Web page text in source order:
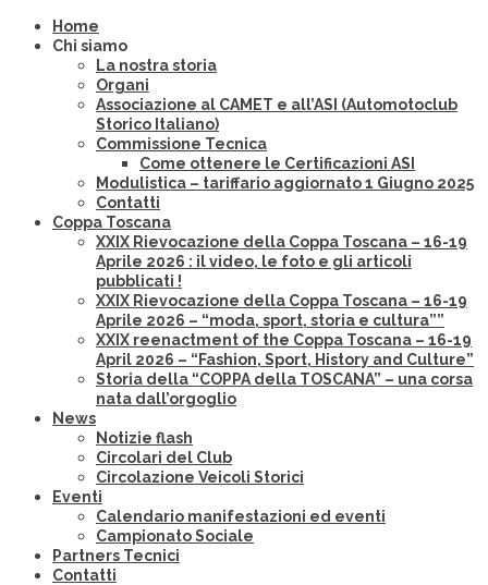
Home
Chi siamo
La nostra storia
Organi
Associazione al CAMET e all’ASI (Automotoclub
Storico Italiano)
Commissione Tecnica
Come ottenere le Certificazioni ASI
Modulistica – tariffario aggiornato 1 Giugno 2025
Contatti
Coppa Toscana
XXIX Rievocazione della Coppa Toscana – 16-19
Aprile 2026 : il video, le foto e gli articoli
pubblicati !
XXIX Rievocazione della Coppa Toscana – 16-19
Aprile 2026 – “moda, sport, storia e cultura””
XXIX reenactment of the Coppa Toscana – 16-19
April 2026 – “Fashion, Sport, History and Culture”
Storia della “COPPA della TOSCANA” – una corsa
nata dall’orgoglio
News
Notizie flash
Circolari del Club
Circolazione Veicoli Storici
Eventi
Calendario manifestazioni ed eventi
Campionato Sociale
Partners Tecnici
Contatti